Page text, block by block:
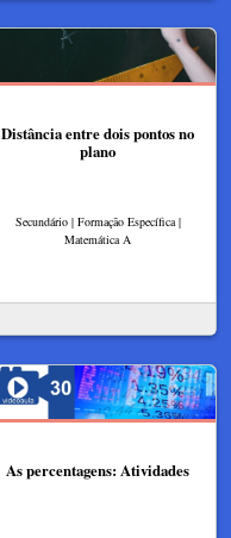
Distância entre dois pontos no
plano
Secundário | Formação Específica |
Matemática A
As percentagens: Atividades